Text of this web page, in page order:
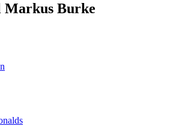
Markus Burke